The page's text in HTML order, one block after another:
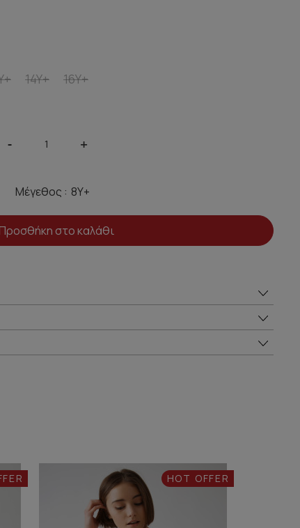
14Y+ 16Y+
- +
Μέγεθος :
στο καλάθι
HOT OFFER